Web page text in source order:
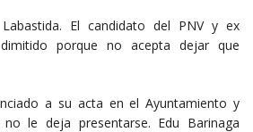
El candidato del PNV y ex
porque no acepta dejar que
a su acta en el Ayuntamiento y
le deja presentarse. Edu Barinaga